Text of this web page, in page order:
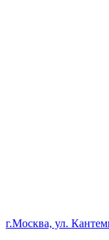
г.Москва, ул.